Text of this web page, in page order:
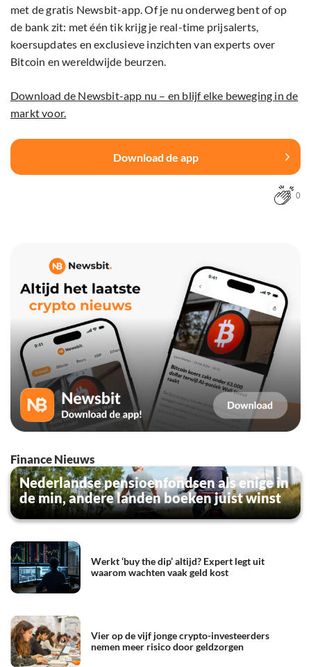
met de gratis Newsbit-app. Of je nu onderweg bent of op
de bank zit: met één tik krijg je real-time prijsalerts,
koersupdates en exclusieve inzichten van experts over
Bitcoin en wereldwijde beurzen.
Download de Newsbit-app nu – en blijf elke beweging in de
markt voor.
Download de app
0
Finance Nieuws
Nederlandse pensioenfondsen als enige in
de min, andere landen boeken juist winst
Werkt ‘buy the dip’ altijd? Expert legt uit
waarom wachten vaak geld kost
Vier op de vijf jonge crypto-investeerders
nemen meer risico door geldzorgen